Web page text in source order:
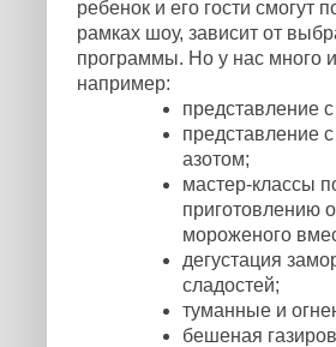
ребенок и его гости смогут
рамках шоу, зависит от
программы. Но у нас много
например:
представление
представление
азотом;
мастер-классы
приготовлению
мороженого
дегустация
сладостей;
туманные и
бешеная